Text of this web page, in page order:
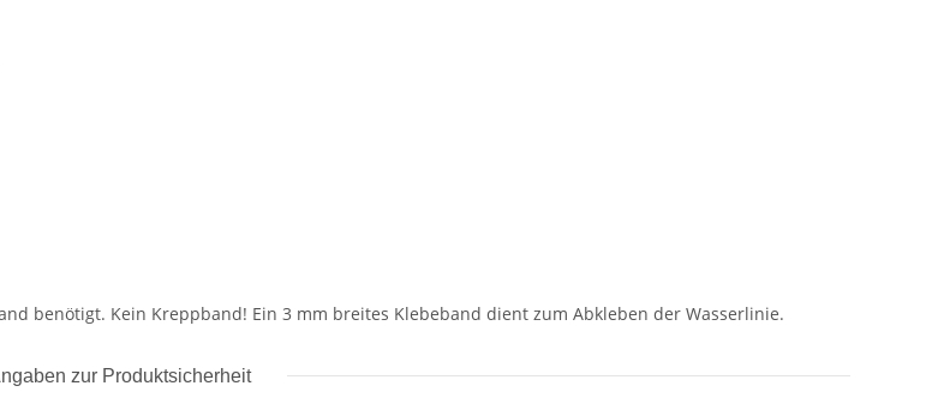
benötigt. Kein Kreppband! Ein 3 mm breites Klebeband dient zum Abkleben der Wasserlinie.
zur Produktsicherheit